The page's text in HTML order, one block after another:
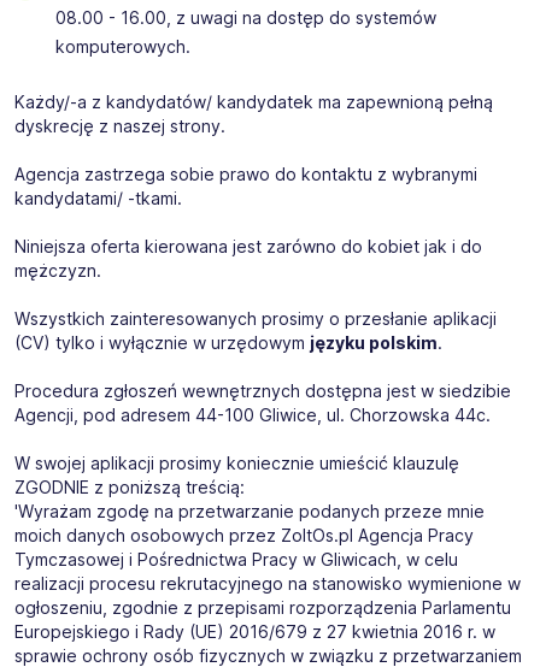
08.00 - 16.00, z uwagi na dostęp do systemów
komputerowych.
Każdy/-a z kandydatów/ kandydatek ma zapewnioną pełną
dyskrecję z naszej strony.
Agencja zastrzega sobie prawo do kontaktu z wybranymi
kandydatami/ -tkami.
Niniejsza oferta kierowana jest zarówno do kobiet jak i do
mężczyzn.
Wszystkich zainteresowanych prosimy o przesłanie aplikacji
(CV) tylko i wyłącznie w urzędowym języku polskim.
Procedura zgłoszeń wewnętrznych dostępna jest w siedzibie
Agencji, pod adresem 44-100 Gliwice, ul. Chorzowska 44c.
W swojej aplikacji prosimy koniecznie umieścić klauzulę
ZGODNIE z poniższą treścią:
'Wyrażam zgodę na przetwarzanie podanych przeze mnie
moich danych osobowych przez ZoltOs.pl Agencja Pracy
Tymczasowej i Pośrednictwa Pracy w Gliwicach, w celu
realizacji procesu rekrutacyjnego na stanowisko wymienione w
ogłoszeniu, zgodnie z przepisami rozporządzenia Parlamentu
Europejskiego i Rady (UE) 2016/679 z 27 kwietnia 2016 r. w
sprawie ochrony osób fizycznych w związku z przetwarzaniem